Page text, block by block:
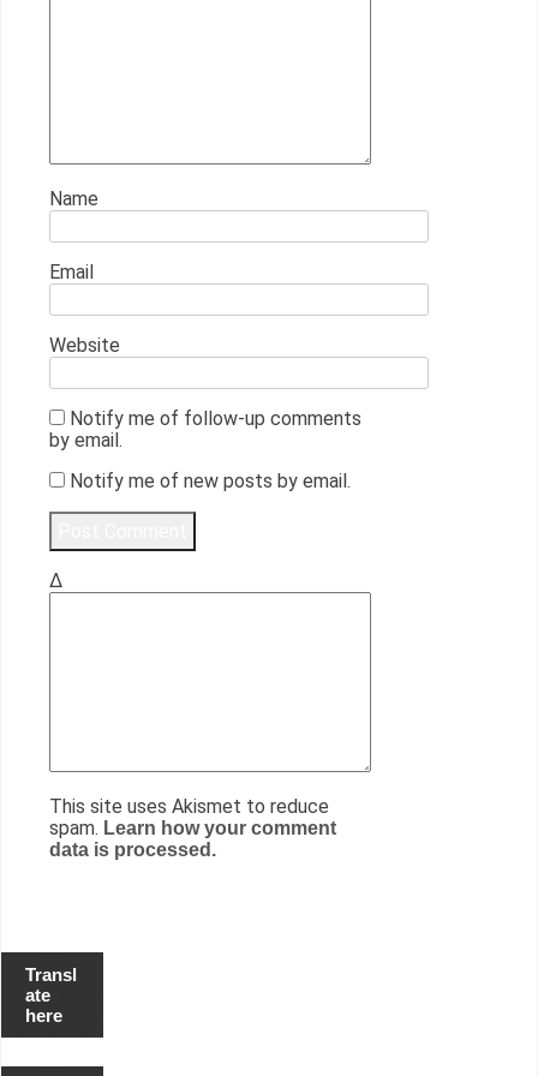
Name
Email
Website
Notify me of follow-up comments
by email.
Notify me of new posts by email.
Δ
This site uses Akismet to reduce
spam. Learn how your comment
data is processed.
Transl
ate
here